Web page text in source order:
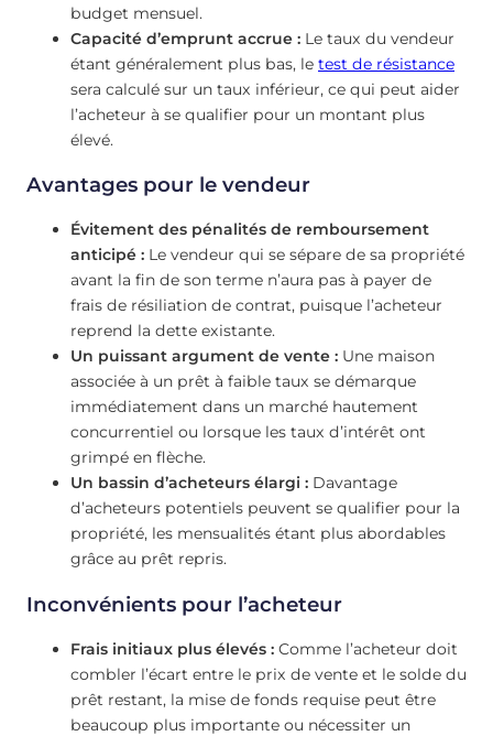
budget mensuel.
Capacité d’emprunt accrue : Le taux du vendeur
étant généralement plus bas, le test de résistance
sera calculé sur un taux inférieur, ce qui peut aider
l’acheteur à se qualifier pour un montant plus
élevé.
Avantages pour le vendeur
Évitement des pénalités de remboursement
anticipé : Le vendeur qui se sépare de sa propriété
avant la fin de son terme n’aura pas à payer de
frais de résiliation de contrat, puisque l’acheteur
reprend la dette existante.
Un puissant argument de vente : Une maison
associée à un prêt à faible taux se démarque
immédiatement dans un marché hautement
concurrentiel ou lorsque les taux d’intérêt ont
grimpé en flèche.
Un bassin d’acheteurs élargi : Davantage
d’acheteurs potentiels peuvent se qualifier pour la
propriété, les mensualités étant plus abordables
grâce au prêt repris.
Inconvénients pour l’acheteur
Frais initiaux plus élevés : Comme l’acheteur doit
combler l’écart entre le prix de vente et le solde du
prêt restant, la mise de fonds requise peut être
beaucoup plus importante ou nécessiter un